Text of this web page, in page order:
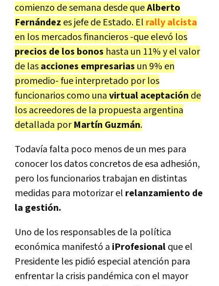
comienzo de semana desde queAlberto
Fernández es jefe de Estado. El rally alcista
en los mercados financieros -que elevó los
precios de los bonos hasta un 11% y el valor
de lasacciones empresarias un 9% en
promedio- fue interpretado por los
funcionarios como unavirtual aceptación de
los acreedores de la propuesta argentina
detallada porMartín Guzmán.
Todavía falta poco menos de un mes para
conocer los datos concretos de esa adhesión,
pero los funcionarios trabajan en distintas
medidas para motorizar el relanzamiento de
la gestión.
Uno de los responsables de la política
económica manifestó a iProfesionalque el
Presidente les pidió especial atención para
enfrentar la crisis pandémica con el mayor